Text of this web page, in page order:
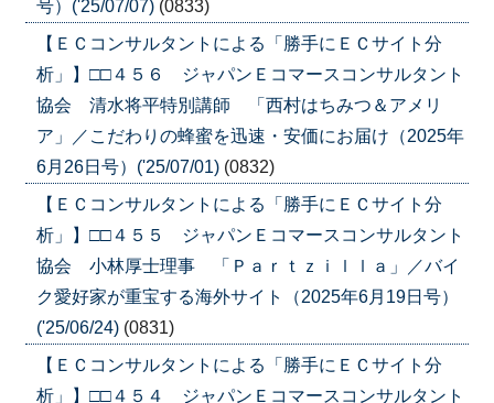
号）('25/07/07) (0833)
【ＥＣコンサルタントによる「勝手にＥＣサイト分
析」】□□４５６ ジャパンＥコマースコンサルタント
協会 清水将平特別講師 「西村はちみつ＆アメリ
ア」／こだわりの蜂蜜を迅速・安価にお届け（2025年
6月26日号）('25/07/01) (0832)
【ＥＣコンサルタントによる「勝手にＥＣサイト分
析」】□□４５５ ジャパンＥコマースコンサルタント
協会 小林厚士理事 「Ｐａｒｔｚｉｌｌａ」／バイ
ク愛好家が重宝する海外サイト（2025年6月19日号）
('25/06/24) (0831)
【ＥＣコンサルタントによる「勝手にＥＣサイト分
析」】□□４５４ ジャパンＥコマースコンサルタント